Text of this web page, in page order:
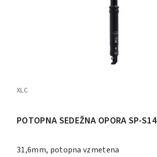
XLC
POTOPNA SEDEŽNA OPORA SP-S14
31,6mm, potopna vzmetena